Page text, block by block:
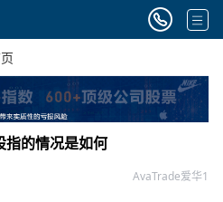
指的情况是如何
AvaTrade爱华1